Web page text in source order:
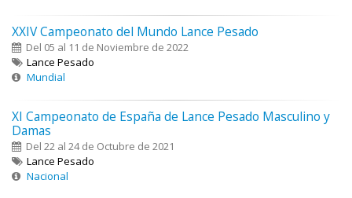
XXIV Campeonato del Mundo Lance Pesado
Del 05 al 11 de Noviembre de 2022
Lance Pesado
Mundial
XI Campeonato de España de Lance Pesado Masculino y
Damas
Del 22 al 24 de Octubre de 2021
Lance Pesado
Nacional